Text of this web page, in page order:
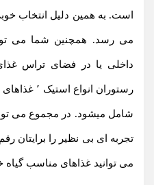
است. به همین دلیل انتخاب
می رسد. همچنین شما می
داخلی یا در فضای تراس
رستوران
شامل میشود. در مجموع می
تجربه ای بی نظیر را برایتان
می توانید غذاهای مناسب گیاه